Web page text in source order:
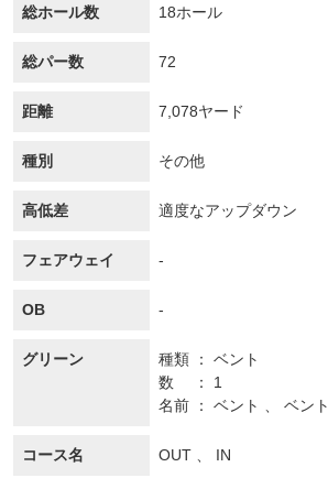
総ホール数 18ホール
総パー数 72
距離 7,078ヤード
種別 その他
高低差 適度なアップダウン
フェアウェイ -
OB -
グリーン 種類
ベント
数
1
名前
ベント 、 ベント
コース名 OUT 、 IN